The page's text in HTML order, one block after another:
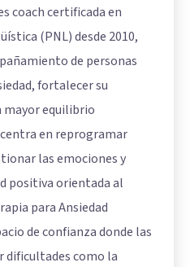
coach certificada en
(PNL) desde 2010,
de personas
fortalecer su
mayor equilibrio
en reprogramar
las emociones y
positiva orientada al
para Ansiedad
de confianza donde las
dificultades como la